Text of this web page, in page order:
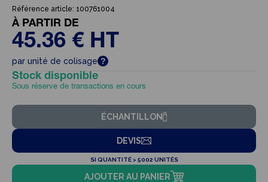
Référence article: 100761004
À PARTIR DE
45.36 € HT
par unité de colisage
Stock disponible
Sous réserve de transactions en cours
ÉCHANTILLON
DEVIS
SI QUANTITÉ > 5002 UNITÉS
AJOUTER AU PANIER